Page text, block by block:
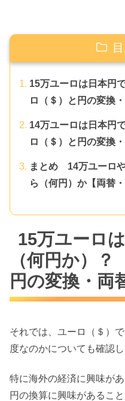
15万ユーロは日本円
ロ（＄）と円の変換・
14万ユーロは日本円
ロ（＄）と円の変換・
まとめ 14万ユーロ
ら（何円）か【両替・
15万ユーロ
（何円か）？
円の変換・両
それでは、ユーロ（＄）
度なのかについても確認し
特に海外の経済に興味が
円の換算に興味があること